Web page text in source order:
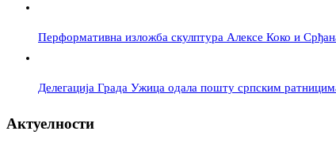
Перформативна изложба скулптура Алексе Коко и
Делегација Града Ужица одала пошту српским
Актуелности